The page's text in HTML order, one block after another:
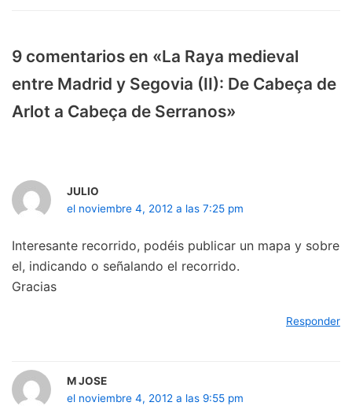
9 comentarios en «La Raya medieval
entre Madrid y Segovia (II): De Cabeça de
Arlot a Cabeça de Serranos»
JULIO
el noviembre 4, 2012 a las 7:25 pm
Interesante recorrido, podéis publicar un mapa y sobre
el, indicando o señalando el recorrido.
Gracias
Responder
M JOSE
el noviembre 4, 2012 a las 9:55 pm